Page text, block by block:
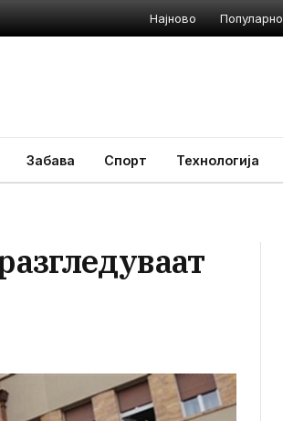
Најново Популарно
Забава Спорт Технологија